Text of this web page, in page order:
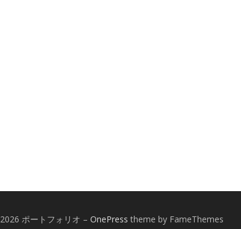
ポートフォリオ – OnePress theme by FameThemes